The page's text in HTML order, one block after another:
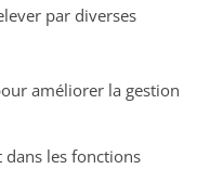
par diverses
améliorer la gestion
les fonctions